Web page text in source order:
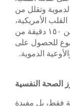
وتقلل من
الأمريكية،
يجب على البالغين ممارسة ما لا يقل عن ١٥٠ دقيقة من
للحصول على
الدموية.
الصحة النفسية
فقط، بل مفيدة